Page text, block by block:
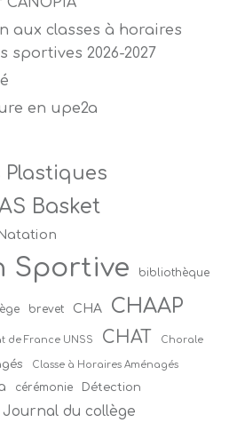
aux classes à horaires
sportives 2026-2027
en upe2a
Plastiques
Basket
Sportive bibliothèque
brevet CHA CHAAP
de France UNSS CHAT Chorale
Classe à Horaires Aménagés
cérémonie Détection
Journal du collège